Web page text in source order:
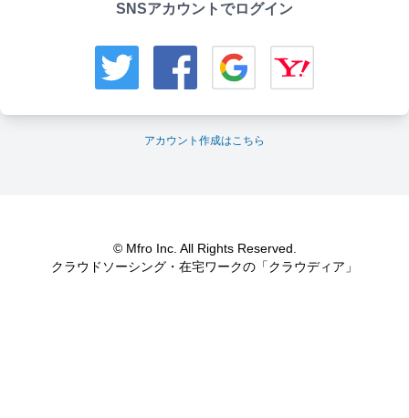
SNSアカウントでログイン
アカウント作成はこちら
© Mfro Inc. All Rights Reserved.
クラウドソーシング・在宅ワークの「クラウディア」